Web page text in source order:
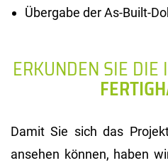
Übergabe der As-Built-
ERKUNDEN SIE
Damit Sie sich das
ansehen können, haben